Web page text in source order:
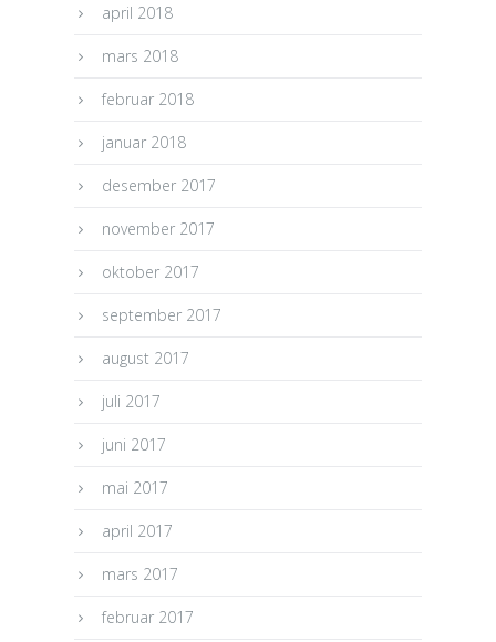
april 2018
mars 2018
februar 2018
januar 2018
desember 2017
november 2017
oktober 2017
september 2017
august 2017
juli 2017
juni 2017
mai 2017
april 2017
mars 2017
februar 2017